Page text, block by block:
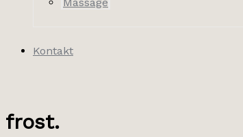
Kontakt
frost.